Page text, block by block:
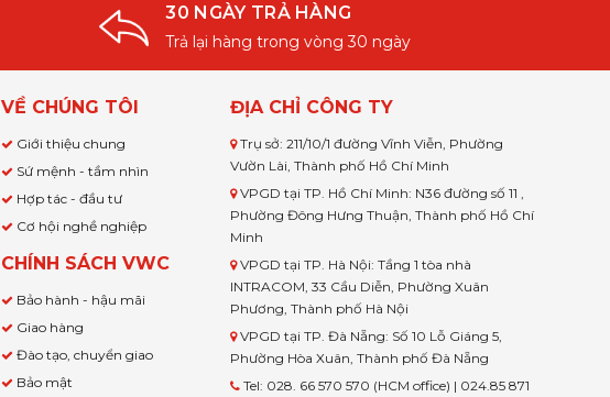
30 NGÀY TRẢ HÀNG
Trả lại hàng trong vòng 30 ngày
VỀ CHÚNG TÔI
Giới thiệu chung
Sứ mệnh - tầm nhìn
Hợp tác - đầu tư
Cơ hội nghề nghiệp
CHÍNH SÁCH VWC
Bảo hành - hậu mãi
Giao hàng
Đào tạo, chuyển giao
Bảo mật
ĐỊA CHỈ CÔNG TY
Trụ sở: 211/10/1 đường Vĩnh Viễn, Phường
Vườn Lài, Thành phố Hồ Chí Minh
VPGD tại TP. Hồ Chí Minh: N36 đường số 11 ,
Phường Đông Hưng Thuận, Thành phố Hồ Chí
Minh
VPGD tại TP. Hà Nội: Tầng 1 tòa nhà
INTRACOM, 33 Cầu Diễn, Phường Xuân
Phương, Thành phố Hà Nội
VPGD tại TP. Đà Nẵng: Số 10 Lỗ Giáng 5,
Phường Hòa Xuân, Thành phố Đà Nẵng
Tel: 028. 66 570 570 (HCM office) | 024.85 871